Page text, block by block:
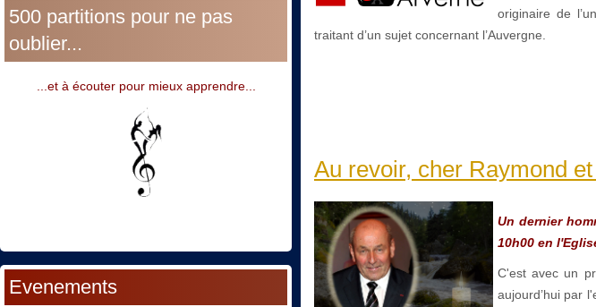
500 partitions pour ne pas
oublier...
...et à écouter pour mieux apprendre...
Evenements
originaire de
traitant d’un sujet concernant l’Auvergne.
Au revoir, cher Raymond
Un dernier
10h00 en
C'est avec un
aujourd’hui par